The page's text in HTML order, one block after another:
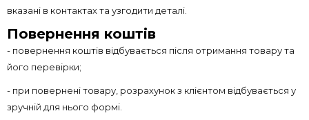
вказані в контактах та узгодити деталі.
Повернення коштів
- повернення коштів відбувається після отримання товару та
його перевірки;
- при повернені товару, розрахунок з клієнтом відбувається у
зручній для нього формі.